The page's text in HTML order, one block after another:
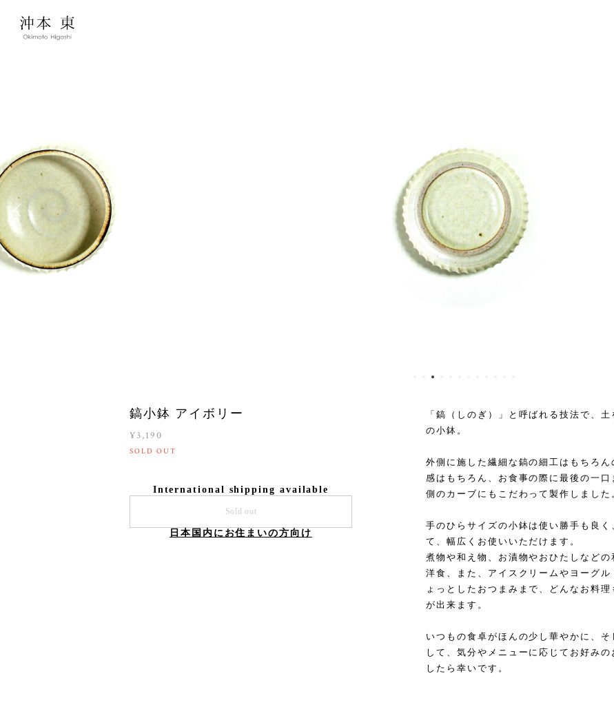
鎬小鉢 アイボリー
¥3,190
SOLD OUT
International shipping available
Sold out
日本国内にお住まいの方向け
「鎬（しのぎ）」と呼ばれる技法で、
の小鉢。
外側に施した繊細な鎬の細工はもちろ
感はもちろん、お食事の際に最後の一
側のカーブにもこだわって製作しました
手のひらサイズの小鉢は使い勝手も良
て、幅広くお使いいただけます。
煮物や和え物、お漬物やおひたしなど
洋食、また、アイスクリームやヨーグ
ょっとしたおつまみまで、どんなお料
が出来ます。
いつもの食卓がほんの少し華やかに、
して、気分やメニューに応じてお好み
したら幸いです。